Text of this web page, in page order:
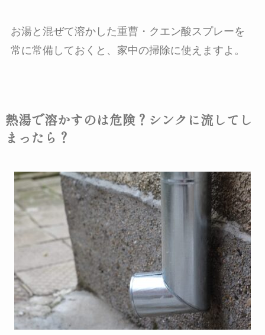
お湯と混ぜて溶かした重曹・クエン酸スプレーを
常に常備しておくと、家中の掃除に使えますよ。
熱湯で溶かすのは危険？シンクに流してし
まったら？